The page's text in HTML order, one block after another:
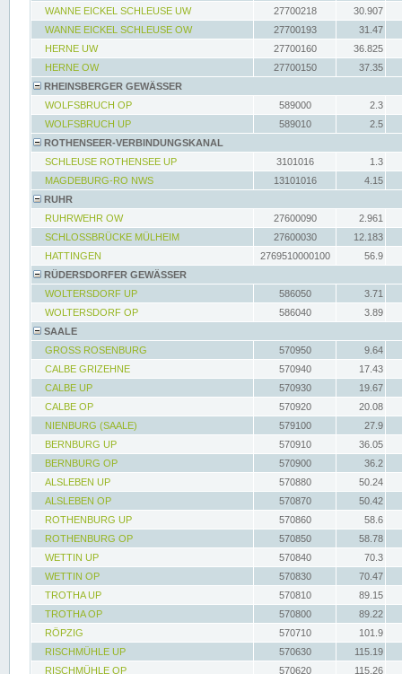
WANNE EICKEL SCHLEUSE UW
27700218
30.907
WANNE EICKEL SCHLEUSE OW
27700193
31.47
HERNE UW
27700160
36.825
HERNE OW
27700150
37.35
RHEINSBERGER GEWÄSSER
WOLFSBRUCH OP
589000
2.3
WOLFSBRUCH UP
589010
2.5
ROTHENSEER-VERBINDUNGSKANAL
SCHLEUSE ROTHENSEE UP
3101016
1.3
MAGDEBURG-RO NWS
13101016
4.15
RUHR
RUHRWEHR OW
27600090
2.961
SCHLOSSBRÜCKE MÜLHEIM
27600030
12.183
HATTINGEN
2769510000100
56.9
RÜDERSDORFER GEWÄSSER
WOLTERSDORF UP
586050
3.71
WOLTERSDORF OP
586040
3.89
SAALE
GROSS ROSENBURG
570950
9.64
CALBE GRIZEHNE
570940
17.43
CALBE UP
570930
19.67
CALBE OP
570920
20.08
NIENBURG (SAALE)
579100
27.9
BERNBURG UP
570910
36.05
BERNBURG OP
570900
36.2
ALSLEBEN UP
570880
50.24
ALSLEBEN OP
570870
50.42
ROTHENBURG UP
570860
58.6
ROTHENBURG OP
570850
58.78
WETTIN UP
570840
70.3
WETTIN OP
570830
70.47
TROTHA UP
570810
89.15
TROTHA OP
570800
89.22
RÖPZIG
570710
101.9
RISCHMÜHLE UP
570630
115.19
RISCHMÜHLE OP
570620 115.26